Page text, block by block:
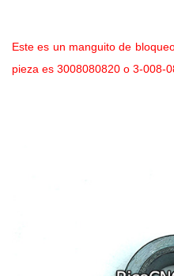
Este es un manguito de
pieza es 3008080820 o 3-008-